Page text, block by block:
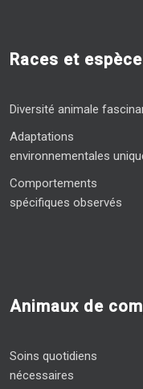
Races et
Diversité animale
Adaptations
environnementales
Comportements
spécifiques observés
Animaux de
Soins quotidiens
nécessaires